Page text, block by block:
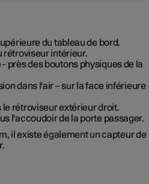
du tableau de bord.
rétroviseur intérieur.
près des boutons physiques de la
dans l'air – sur la face inférieure
rétroviseur extérieur droit.
l'accoudoir de la porte passager.
il existe également un capteur de